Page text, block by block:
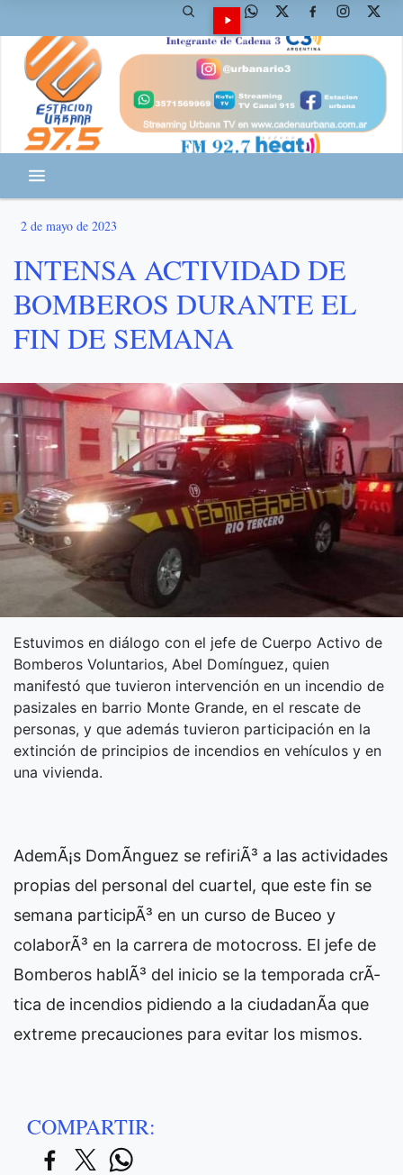
2 de mayo de 2023
INTENSA ACTIVIDAD DE
BOMBEROS DURANTE EL
FIN DE SEMANA
Estuvimos en diálogo con el jefe de Cuerpo Activo de
Bomberos Voluntarios, Abel Domínguez, quien
manifestó que tuvieron intervención en un incendio de
pasizales en barrio Monte Grande, en el rescate de
personas, y que además tuvieron participación en la
extinción de principios de incendios en vehículos y en
una vivienda.
AdemÃ¡s DomÃ­nguez se refiriÃ³ a las actividades
propias del personal del cuartel, que este fin se
semana participÃ³ en un curso de Buceo y
colaborÃ³ en la carrera de motocross. El jefe de
Bomberos hablÃ³ del inicio se la temporada crÃ­
tica de incendios pidiendo a la ciudadanÃ­a que
extreme precauciones para evitar los mismos.
COMPARTIR: